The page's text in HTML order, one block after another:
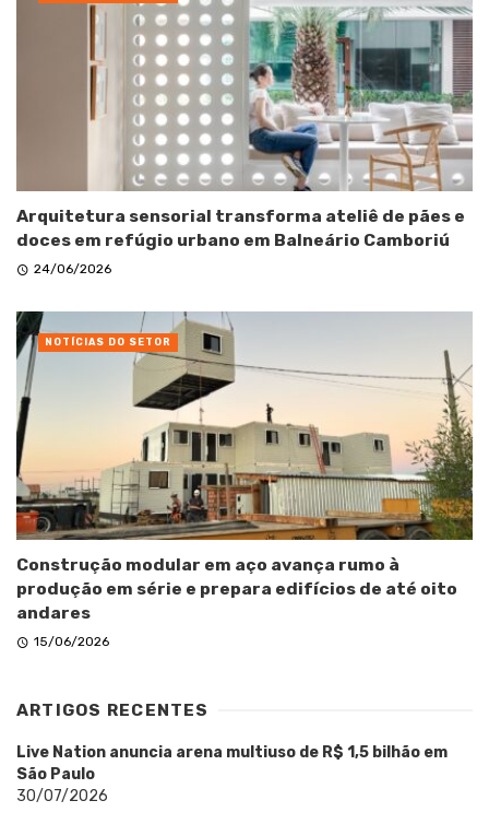
Arquitetura sensorial transforma ateliê de pães e
doces em refúgio urbano em Balneário Camboriú
24/06/2026
Construção modular em aço avança rumo à
produção em série e prepara edifícios de até oito
andares
15/06/2026
NOTÍCIAS DO SETOR
ARTIGOS RECENTES
Live Nation anuncia arena multiuso de R$ 1,5 bilhão em
São Paulo
30/07/2026